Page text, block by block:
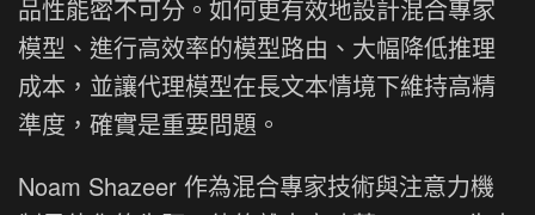
品性能密不可分。如何更有效地設計混合專家
模型、進行高效率的模型路由、大幅降低推理
成本，並讓代理模型在長文本情境下維持高精
準度，確實是重要問題。
Noam Shazeer 作為混合專家技術與注意力機